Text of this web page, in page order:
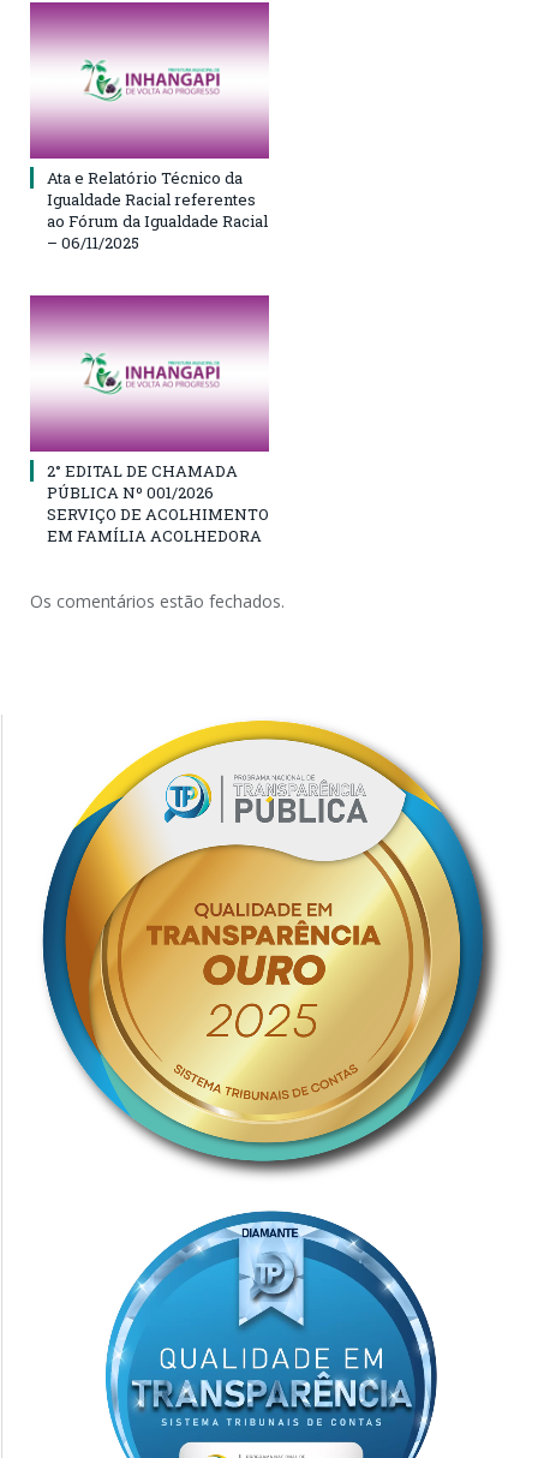
Ata e Relatório Técnico da
Igualdade Racial referentes
ao Fórum da Igualdade Racial
– 06/11/2025
2° EDITAL DE CHAMADA
PÚBLICA Nº 001/2026
SERVIÇO DE ACOLHIMENTO
EM FAMÍLIA ACOLHEDORA
Os comentários estão fechados.